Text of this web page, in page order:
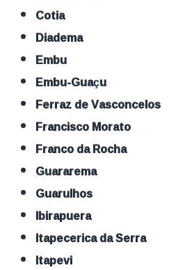
Cotia
Diadema
Embu
Embu-Guaçu
Ferraz de Vasconcelos
Francisco Morato
Franco da Rocha
Guararema
Guarulhos
Ibirapuera
Itapecerica da Serra
Itapevi